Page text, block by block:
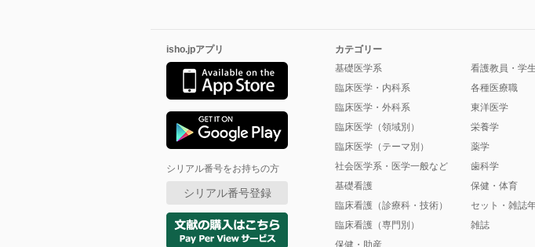
isho.jpアプリ
シリアル番号をお持ちの方
シリアル番号登録
カテゴリー
基礎医学系
臨床医学・内科系
臨床医学・外科系
臨床医学（領域別）
臨床医学（テーマ別）
社会医学系・医学一般など
基礎看護
臨床看護（診療科・技術）
臨床看護（専門別）
看護教員・学生
各種医療職
東洋医学
栄養学
薬学
歯科学
保健・体育
セット・雑誌
雑誌